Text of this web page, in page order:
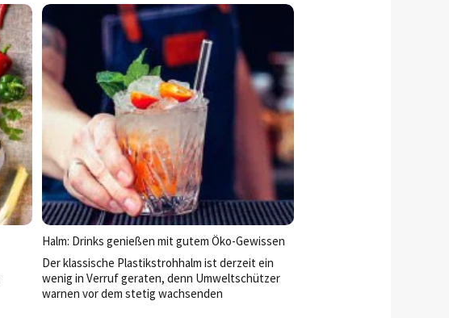
Halm: Drinks genießen mit gutem Öko-Gewissen
Der klassische Plastikstrohhalm ist derzeit ein
wenig in Verruf geraten, denn Umweltschützer
warnen vor dem stetig wachsenden